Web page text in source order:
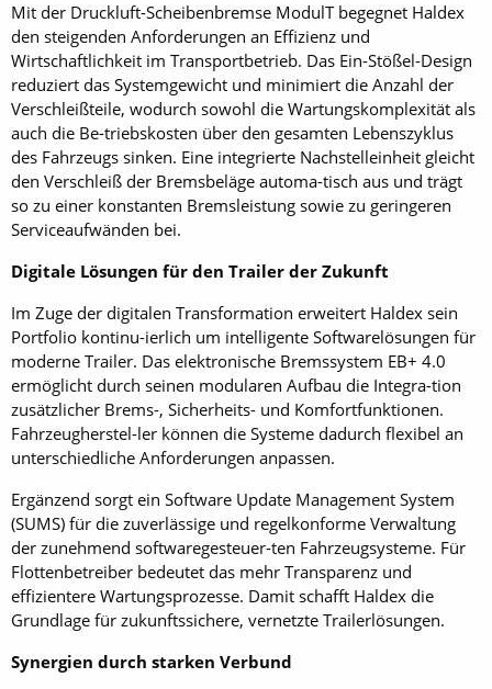
Mit der Druckluft-Scheibenbremse ModulT begegnet Haldex
den steigenden Anforderungen an Effizienz und
Wirtschaftlichkeit im Transportbetrieb. Das Ein-Stößel-Design
reduziert das Systemgewicht und minimiert die Anzahl der
Verschleißteile, wodurch sowohl die Wartungskomplexität als
auch die Be-triebskosten über den gesamten Lebenszyklus
des Fahrzeugs sinken. Eine integrierte Nachstelleinheit gleicht
den Verschleiß der Bremsbeläge automa-tisch aus und trägt
so zu einer konstanten Bremsleistung sowie zu geringeren
Serviceaufwänden bei.
Digitale Lösungen für den Trailer der Zukunft
Im Zuge der digitalen Transformation erweitert Haldex sein
Portfolio kontinu-ierlich um intelligente Softwarelösungen für
moderne Trailer. Das elektronische Bremssystem EB+ 4.0
ermöglicht durch seinen modularen Aufbau die Integra-tion
zusätzlicher Brems-, Sicherheits- und Komfortfunktionen.
Fahrzeugherstel-ler können die Systeme dadurch flexibel an
unterschiedliche Anforderungen anpassen.
Ergänzend sorgt ein Software Update Management System
(SUMS) für die zuverlässige und regelkonforme Verwaltung
der zunehmend softwaregesteuer-ten Fahrzeugsysteme. Für
Flottenbetreiber bedeutet das mehr Transparenz und
effizientere Wartungsprozesse. Damit schafft Haldex die
Grundlage für zukunftssichere, vernetzte Trailerlösungen.
Synergien durch starken Verbund